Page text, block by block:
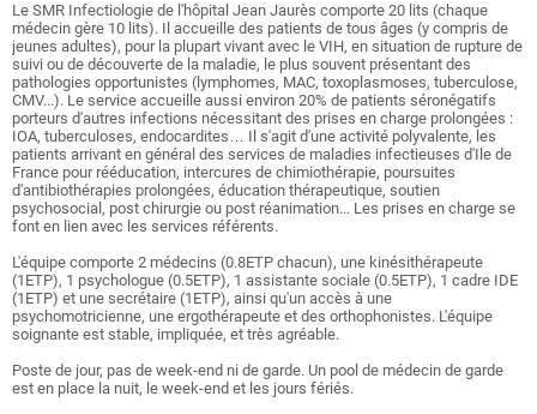
Le SMR Infectiologie de l'hôpital Jean Jaurès comporte 20 lits (chaque
médecin gère 10 lits). Il accueille des patients de tous âges (y compris de
jeunes adultes), pour la plupart vivant avec le VIH, en situation de rupture de
suivi ou de découverte de la maladie, le plus souvent présentant des
pathologies opportunistes (lymphomes, MAC, toxoplasmoses, tuberculose,
CMV...). Le service accueille aussi environ 20% de patients séronégatifs
porteurs d'autres infections nécessitant des prises en charge prolongées :
IOA, tuberculoses, endocardites… Il s'agit d'une activité polyvalente, les
patients arrivant en général des services de maladies infectieuses d'Ile de
France pour rééducation, intercures de chimiothérapie, poursuites
d'antibiothérapies prolongées, éducation thérapeutique, soutien
psychosocial, post chirurgie ou post réanimation... Les prises en charge se
font en lien avec les services référents.
L'équipe comporte 2 médecins (0.8ETP chacun), une kinésithérapeute
(1ETP), 1 psychologue (0.5ETP), 1 assistante sociale (0.5ETP), 1 cadre IDE
(1ETP) et une secrétaire (1ETP), ainsi qu'un accès à une
psychomotricienne, une ergothérapeute et des orthophonistes. L'équipe
soignante est stable, impliquée, et très agréable.
Poste de jour, pas de week-end ni de garde. Un pool de médecin de garde
est en place la nuit, le week-end et les jours fériés.